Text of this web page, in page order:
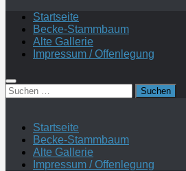
Startseite
Becke-Stammbaum
Alte Gallerie
Impressum / Offenlegung
Suchen
nach:
Startseite
Becke-Stammbaum
Alte Gallerie
Impressum / Offenlegung